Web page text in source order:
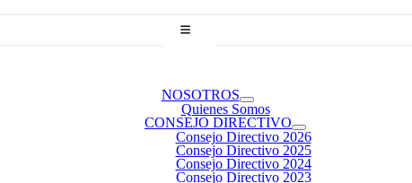
NOSOTROS
Quienes Somos
CONSEJO DIRECTIVO
Consejo Directivo 2026
Consejo Directivo 2025
Consejo Directivo 2024
Consejo Directivo 2023